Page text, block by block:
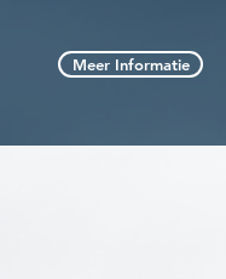
Meer Informatie